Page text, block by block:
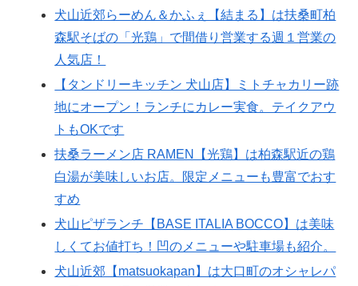
犬山近郊らーめん＆かふぇ【結まる】は扶桑町柏
森駅そばの「光鶏」で間借り営業する週１営業の
人気店！
【タンドリーキッチン 犬山店】ミトチャカリー跡
地にオープン！ランチにカレー実食。テイクアウ
トもOKです
扶桑ラーメン店 RAMEN【光鶏】は柏森駅近の鶏
白湯が美味しいお店。限定メニューも豊富でおす
すめ
犬山ピザランチ【BASE ITALIA BOCCO】は美味
しくてお値打ち！凹のメニューや駐車場も紹介。
犬山近郊【matsuokapan】は大口町のオシャレパ